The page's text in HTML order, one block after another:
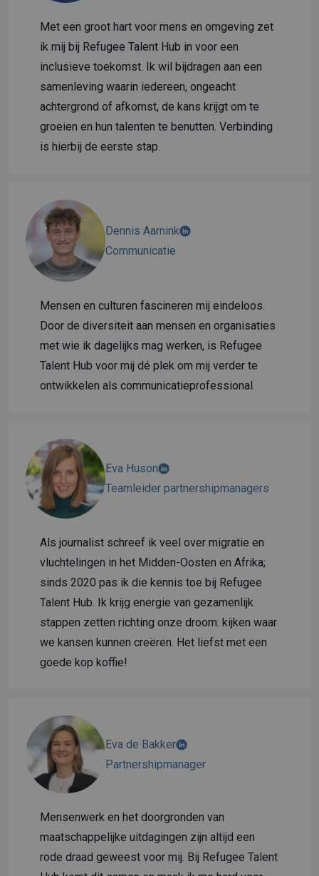
Met een groot hart voor mens en omgeving zet
ik mij bij Refugee Talent Hub in voor een
inclusieve toekomst. Ik wil bijdragen aan een
samenleving waarin iedereen, ongeacht
achtergrond of afkomst, de kans krijgt om te
groeien en hun talenten te benutten. Verbinding
is hierbij de eerste stap.
Dennis Aarnink
Communicatie
Mensen en culturen fascineren mij eindeloos.
Door de diversiteit aan mensen en organisaties
met wie ik dagelijks mag werken, is Refugee
Talent Hub voor mij dé plek om mij verder te
ontwikkelen als communicatieprofessional.
Eva Huson
Teamleider partnershipmanagers
Als journalist schreef ik veel over migratie en
vluchtelingen in het Midden-Oosten en Afrika;
sinds 2020 pas ik die kennis toe bij Refugee
Talent Hub. Ik krijg energie van gezamenlijk
stappen zetten richting onze droom: kijken waar
we kansen kunnen creëren. Het liefst met een
goede kop koffie!
Eva de Bakker
Partnershipmanager
Mensenwerk en het doorgronden van
maatschappelijke uitdagingen zijn altijd een
rode draad geweest voor mij. Bij Refugee Talent